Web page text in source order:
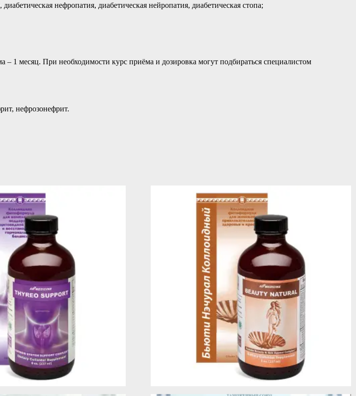
нефропатия, диабетическая нейропатия, диабетическая стопа;
1 месяц. При необходимости курс приёма и дозировка могут подбираться специалистом
нефрозонефрит.